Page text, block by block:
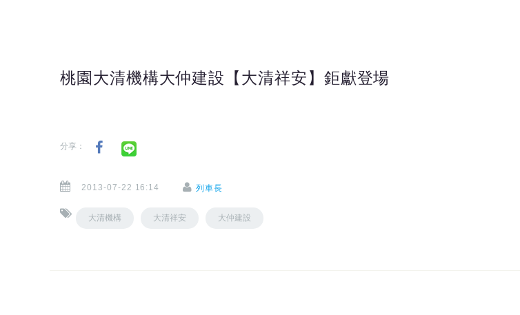
桃園大清機構大仲建設【大清祥安】鉅獻登場
分享：
2013-07-22 16:14 列車長
大清機構 大清祥安 大仲建設